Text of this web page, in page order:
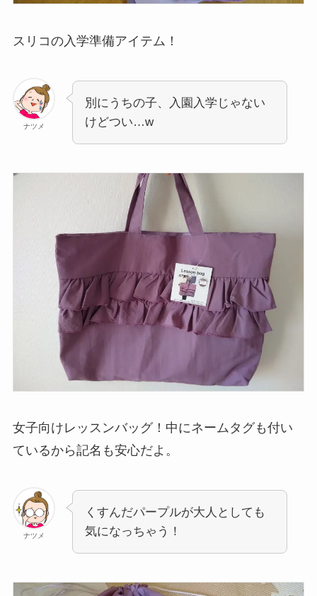
スリコの入学準備アイテム！
ナツメ
別にうちの子、入園入学じゃない
けどつい…w
女子向けレッスンバッグ！中にネームタグも付い
ているから記名も安心だよ。
ナツメ
くすんだパープルが大人としても
気になっちゃう！